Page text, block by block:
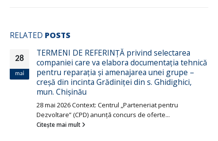
RELATED POSTS
28
mai
TERMENI DE REFERINȚĂ privind selectarea
companiei care va elabora documentația tehnică
pentru reparația și amenajarea unei grupe –
creșă din incinta Grădiniței din s. Ghidighici,
mun. Chișinău
28 mai 2026 Context: Centrul „Parteneriat pentru
Dezvoltare” (CPD) anunță concurs de oferte...
Citește mai mult